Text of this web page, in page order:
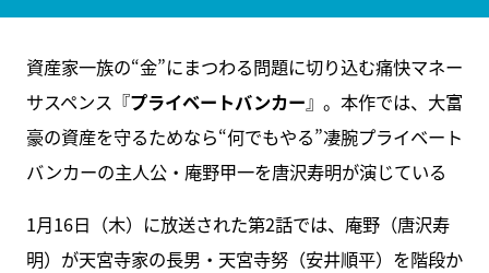
資産家一族の“金”にまつわる問題に切り込む痛快マネー
サスペンス『プライベートバンカー』。本作では、大富
豪の資産を守るためなら“何でもやる”凄腕プライベート
バンカーの主人公・庵野甲一を唐沢寿明が演じている
1月16日（木）に放送された第2話では、庵野（唐沢寿
明）が天宮寺家の長男・天宮寺努（安井順平）を階段か